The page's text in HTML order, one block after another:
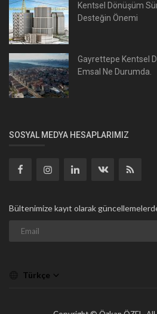
Kentsel Dönüşüm
Desteğin Önemi
Gayrettepe Kentsel
Emsal Ne Durumda.
SOSYAL MEDYA HESAPLARIMIZ
Bültenimize kayıt olarak
Türkçe